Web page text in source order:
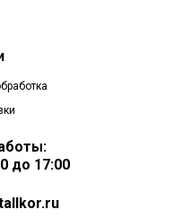
до 17:00